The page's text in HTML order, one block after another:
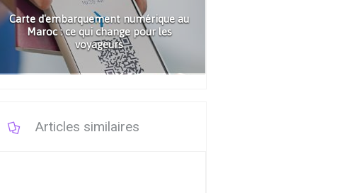
Carte d'embarquement numérique au
Maroc : ce qui change pour les
voyageurs
Articles similaires